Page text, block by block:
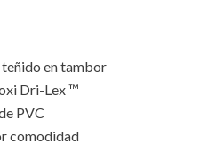
en tambor
Dri-Lex ™
PVC
comodidad